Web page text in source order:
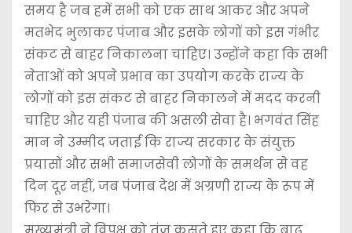
समय है जब हमें सभी को एक साथ आकर और अपने
मतभेद भुलाकर पंजाब और इसके लोगों को इस गंभीर
संकट से बाहर निकालना चाहिए। उन्होंने कहा कि सभी
नेताओं को अपने प्रभाव का उपयोग करके राज्य के
लोगों को इस संकट से बाहर निकालने में मदद करनी
चाहिए और यही पंजाब की असली सेवा है। भगवंत सिंह
मान ने उम्मीद जताई कि राज्य सरकार के संयुक्त
प्रयासों और सभी समाजसेवी लोगों के समर्थन से वह
दिन दूर नहीं, जब पंजाब देश में अग्रणी राज्य के रूप में
फिर से उभरेगा।